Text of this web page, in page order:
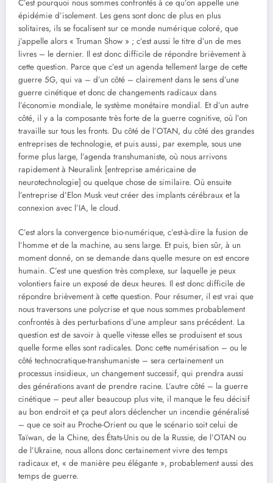
C’est pourquoi nous sommes confrontés à ce qu’on appelle une
épidémie d’isolement. Les gens sont donc de plus en plus
solitaires, ils se focalisent sur ce monde numérique coloré, que
j’appelle alors « Truman Show » ; c’est aussi le titre d’un de mes
livres – le dernier. Il est donc difficile de répondre brièvement à
cette question. Parce que c’est un agenda tellement large de cette
guerre 5G, qui va – d’un côté – clairement dans le sens d’une
guerre cinétique et donc de changements radicaux dans
l’économie mondiale, le système monétaire mondial. Et d’un autre
côté, il y a la composante très forte de la guerre cognitive, où l’on
travaille sur tous les fronts. Du côté de l’OTAN, du côté des grandes
entreprises de technologie, et puis aussi, par exemple, sous une
forme plus large, l’agenda transhumaniste, où nous arrivons
rapidement à Neuralink [entreprise américaine de
neurotechnologie] ou quelque chose de similaire. Où ensuite
l’entreprise d’Elon Musk veut créer des implants cérébraux et la
connexion avec l’IA, le cloud.
C’est alors la convergence bio-numérique, c’est-à-dire la fusion de
l’homme et de la machine, au sens large. Et puis, bien sûr, à un
moment donné, on se demande dans quelle mesure on est encore
humain. C’est une question très complexe, sur laquelle je peux
volontiers faire un exposé de deux heures. Il est donc difficile de
répondre brièvement à cette question. Pour résumer, il est vrai que
nous traversons une polycrise et que nous sommes probablement
confrontés à des perturbations d’une ampleur sans précédent. La
question est de savoir à quelle vitesse elles se produisent et sous
quelle forme elles sont radicales. Donc cette numérisation – ou le
côté technocratique-transhumaniste – sera certainement un
processus insidieux, un changement successif, qui prendra aussi
des générations avant de prendre racine. L’autre côté – la guerre
cinétique – peut aller beaucoup plus vite, il manque le feu décisif
au bon endroit et ça peut alors déclencher un incendie généralisé
– que ce soit au Proche-Orient ou que le scénario soit celui de
Taïwan, de la Chine, des États-Unis ou de la Russie, de l’OTAN ou
de l’Ukraine, nous allons donc certainement vivre des temps
radicaux et, « de manière peu élégante », probablement aussi des
temps de guerre.